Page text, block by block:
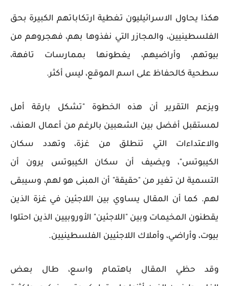
هكذا يحاول الاسرائيليون تغطية ارتكاباتهم الكبيرة بحق
الفلسطينيين، والمجازر التي نفذوها بهم، فهجروهم من
بيوتهم، وأراضيهم، يغطونها بممارسات تافهة،
سطحية كالحفاظ على اسم الموقع، ليس أكثر.
ويزعم التقرير أن هذه الخطوة "تشكل بارقة أمل
لمستقبل أفضل بين الشعبين بالرغم من أعمال العنف،
والاعتداءات التي تنطلق من غزة، وتهدد سكان
الكيبوتس"، ويضيف أن سكان الكيبوتس يرون أن
التسمية لن تغير من "حقيقة" أن المبنى هو لهم، وسيبقى
لهم. كما أن المقال يساوي بين اللاجئين في غزة الذين
يقطنون المخيمات وبين "اللاجئين" الأوروبيين الذين احتلوا
بيوت، وأراضي، وأملاك اللاجئيين الفلسطينيين.
وقد حظي المقال باهتمام واسع، طال بعض